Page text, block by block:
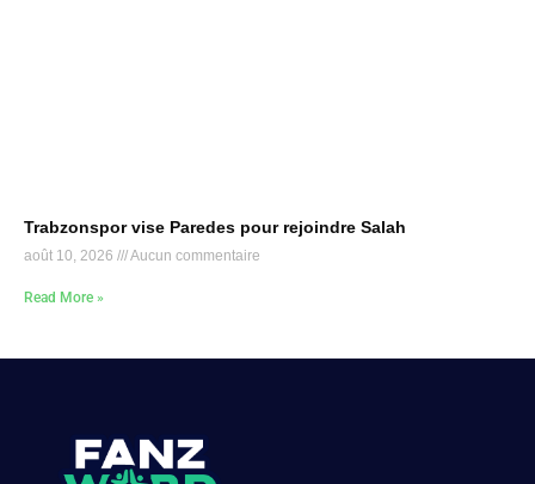
Trabzonspor vise Paredes pour rejoindre Salah
août 10, 2026 Aucun commentaire
Read More »